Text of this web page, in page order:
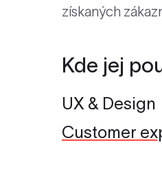
získaných
Kde jej
UX & Design
Customer